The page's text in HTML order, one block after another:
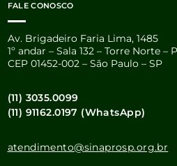
FALE CONOSCO
Av. Brigadeiro Faria Lima, 1485
1º andar – Sala 132 – Torre Norte –
CEP 01452-002 – São Paulo – SP
(11) 3035.0099
(11) 91162.0197 (WhatsApp)
atendimento@sinaprosp.org.br